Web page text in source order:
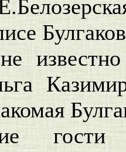
гости